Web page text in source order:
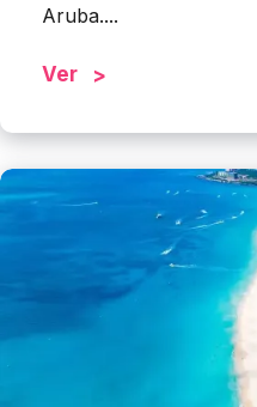
Aruba....
Ver